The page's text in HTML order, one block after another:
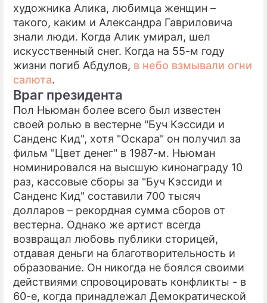
художника Алика, любимца женщин –
такого, каким и Александра Гавриловича
знали люди. Когда Алик умирал, шел
искусственный снег. Когда на 55-м году
жизни погиб Абдулов, в небо взмывали огни
салюта.
Враг президента
Пол Ньюман более всего был известен
своей ролью в вестерне "Буч Кэссиди и
Санденс Кид", хотя "Оскара" он получил за
фильм "Цвет денег" в 1987-м. Ньюман
номинировался на высшую кинонаграду 10
раз, кассовые сборы за "Буч Кэссиди и
Санденс Кид" составили 700 тысяч
долларов – рекордная сумма сборов от
вестерна. Однако же артист всегда
возвращал любовь публики сторицей,
отдавая деньги на благотворительность и
образование. Он никогда не боялся своими
действиями спровоцировать конфликты - в
60-е, когда принадлежал Демократической